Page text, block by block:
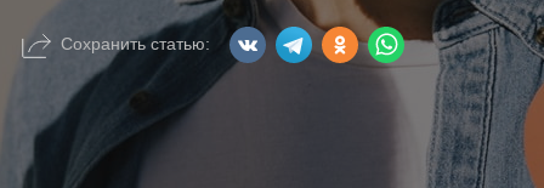
Сохранить статью: